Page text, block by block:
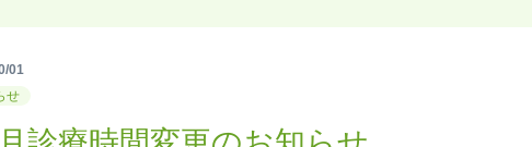
01
せ